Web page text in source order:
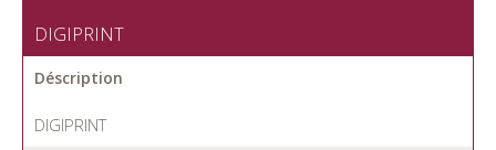
DIGIPRINT
Déscription
DIGIPRINT